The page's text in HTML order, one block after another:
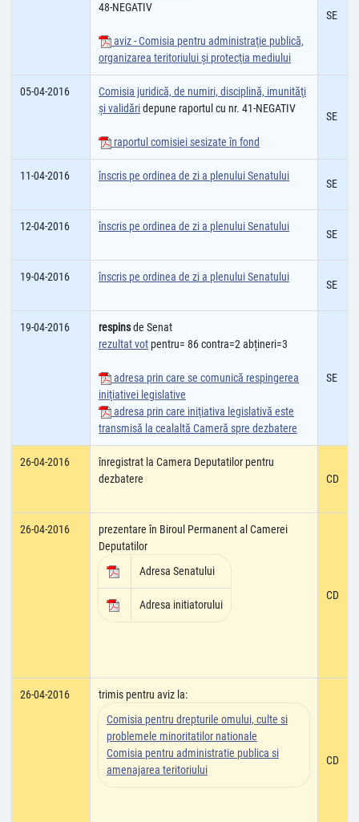
48-NEGATIV
aviz - Comisia pentru administraţie publică,
organizarea teritoriului şi protecţia mediului
SE
05-04-2016
Comisia juridică, de numiri, disciplină, imunităţi
şi validăridepune raportul cu nr. 41-NEGATIV
raportul comisiei sesizate în fond
SE
11-04-2016 înscris pe ordinea de zi a plenului Senatului
SE
12-04-2016 înscris pe ordinea de zi a plenului Senatului
SE
19-04-2016 înscris pe ordinea de zi a plenului Senatului
SE
19-04-2016 respinsde Senat
rezultat vot pentru= 86 contra=2 abțineri=3
adresa prin care se comunică respingerea
iniţiativei legislative
adresa prin care iniţiativa legislativă este
transmisă la cealaltă Cameră spre dezbatere
SE
26-04-2016
înregistrat la Camera Deputatilor pentru
dezbatere
CD
26-04-2016
prezentare în Biroul Permanent al Camerei
Deputatilor
Adresa Senatului
Adresa initiatorului
CD
26-04-2016
trimis pentru aviz la:
Comisia pentru drepturile omului, culte si
problemele minoritatilor nationale
Comisia pentru administratie publica si
amenajarea teritoriului
CD